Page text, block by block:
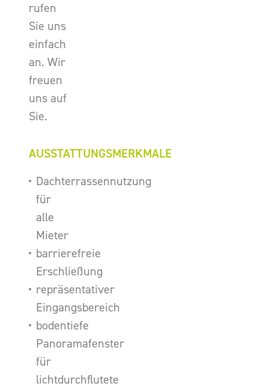
rufen
Sie uns
einfach
an. Wir
freuen
uns auf
Sie.
AUSSTATTUNGSMERKMALE
Dachterrassennutzung
für
alle
Mieter
barrierefreie
Erschließung
repräsentativer
Eingangsbereich
bodentiefe
Panoramafenster
für
lichtdurchflutete